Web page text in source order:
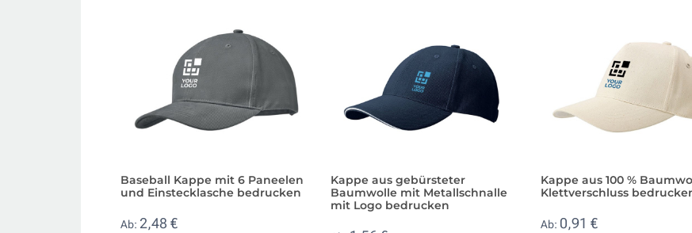
Baseball Kappe mit 6 Paneelen
und Einstecklasche bedrucken
Ab: 2,48 €
Kappe aus gebürsteter
Baumwolle mit Metallschnalle
mit Logo bedrucken
Kappe aus 100 %
Klettverschluss
Ab: 0,91 €